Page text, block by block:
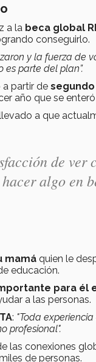
a la beca global
conseguirlo.
y la fuerza
es parte del plan”.
a partir de
año que se
a que
de ver
algo en
mamá quien le
educación.
para él
a las personas.
: "Toda
profesional".
las conexiones
de personas.